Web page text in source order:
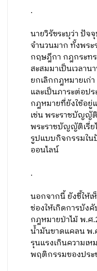
.
นายวิรัชระบุว่า ปัจ
จำนวนมาก ทั้งพร
กฤษฎีกา กฎกระท
สะสมมาเป็นเวลา
ยกเลิกกฎหมายเก่
และเป็นภาระต่อป
กฎหมายที่ยังใช้อ
เช่น พระราชบัญญั
พระราชบัญญัติเรี่ย
รูปแบบกิจกรรมใน
ออนไลน์
.
นอกจากนี้ ยังชี้ให้
ช่องให้เกิดการบัง
กฎหมายป่าไม้ พ.
น้ำมันขาดแคลน พ
รุนแรงเกินความเห
พฤติกรรมของประ